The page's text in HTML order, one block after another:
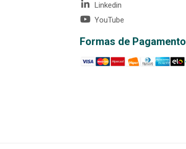
Linkedin
YouTube
Formas de Pagamento